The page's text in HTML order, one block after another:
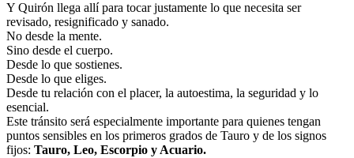
Y Quirón llega allí para tocar justamente lo que necesita ser
revisado, resignificado y sanado.
No desde la mente.
Sino desde el cuerpo.
Desde lo que sostienes.
Desde lo que eliges.
Desde tu relación con el placer, la autoestima, la seguridad y lo
esencial.
Este tránsito será especialmente importante para quienes tengan
puntos sensibles en los primeros grados de Tauro y de los signos
fijos: Tauro, Leo, Escorpio y Acuario.